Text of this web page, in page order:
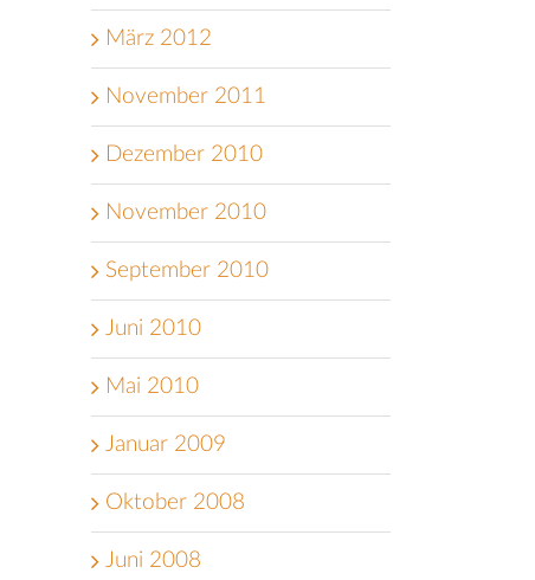
März 2012
November 2011
Dezember 2010
November 2010
September 2010
Juni 2010
Mai 2010
Januar 2009
Oktober 2008
Juni 2008